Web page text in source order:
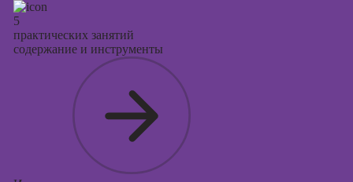
5
практических занятий
содержание и инструменты